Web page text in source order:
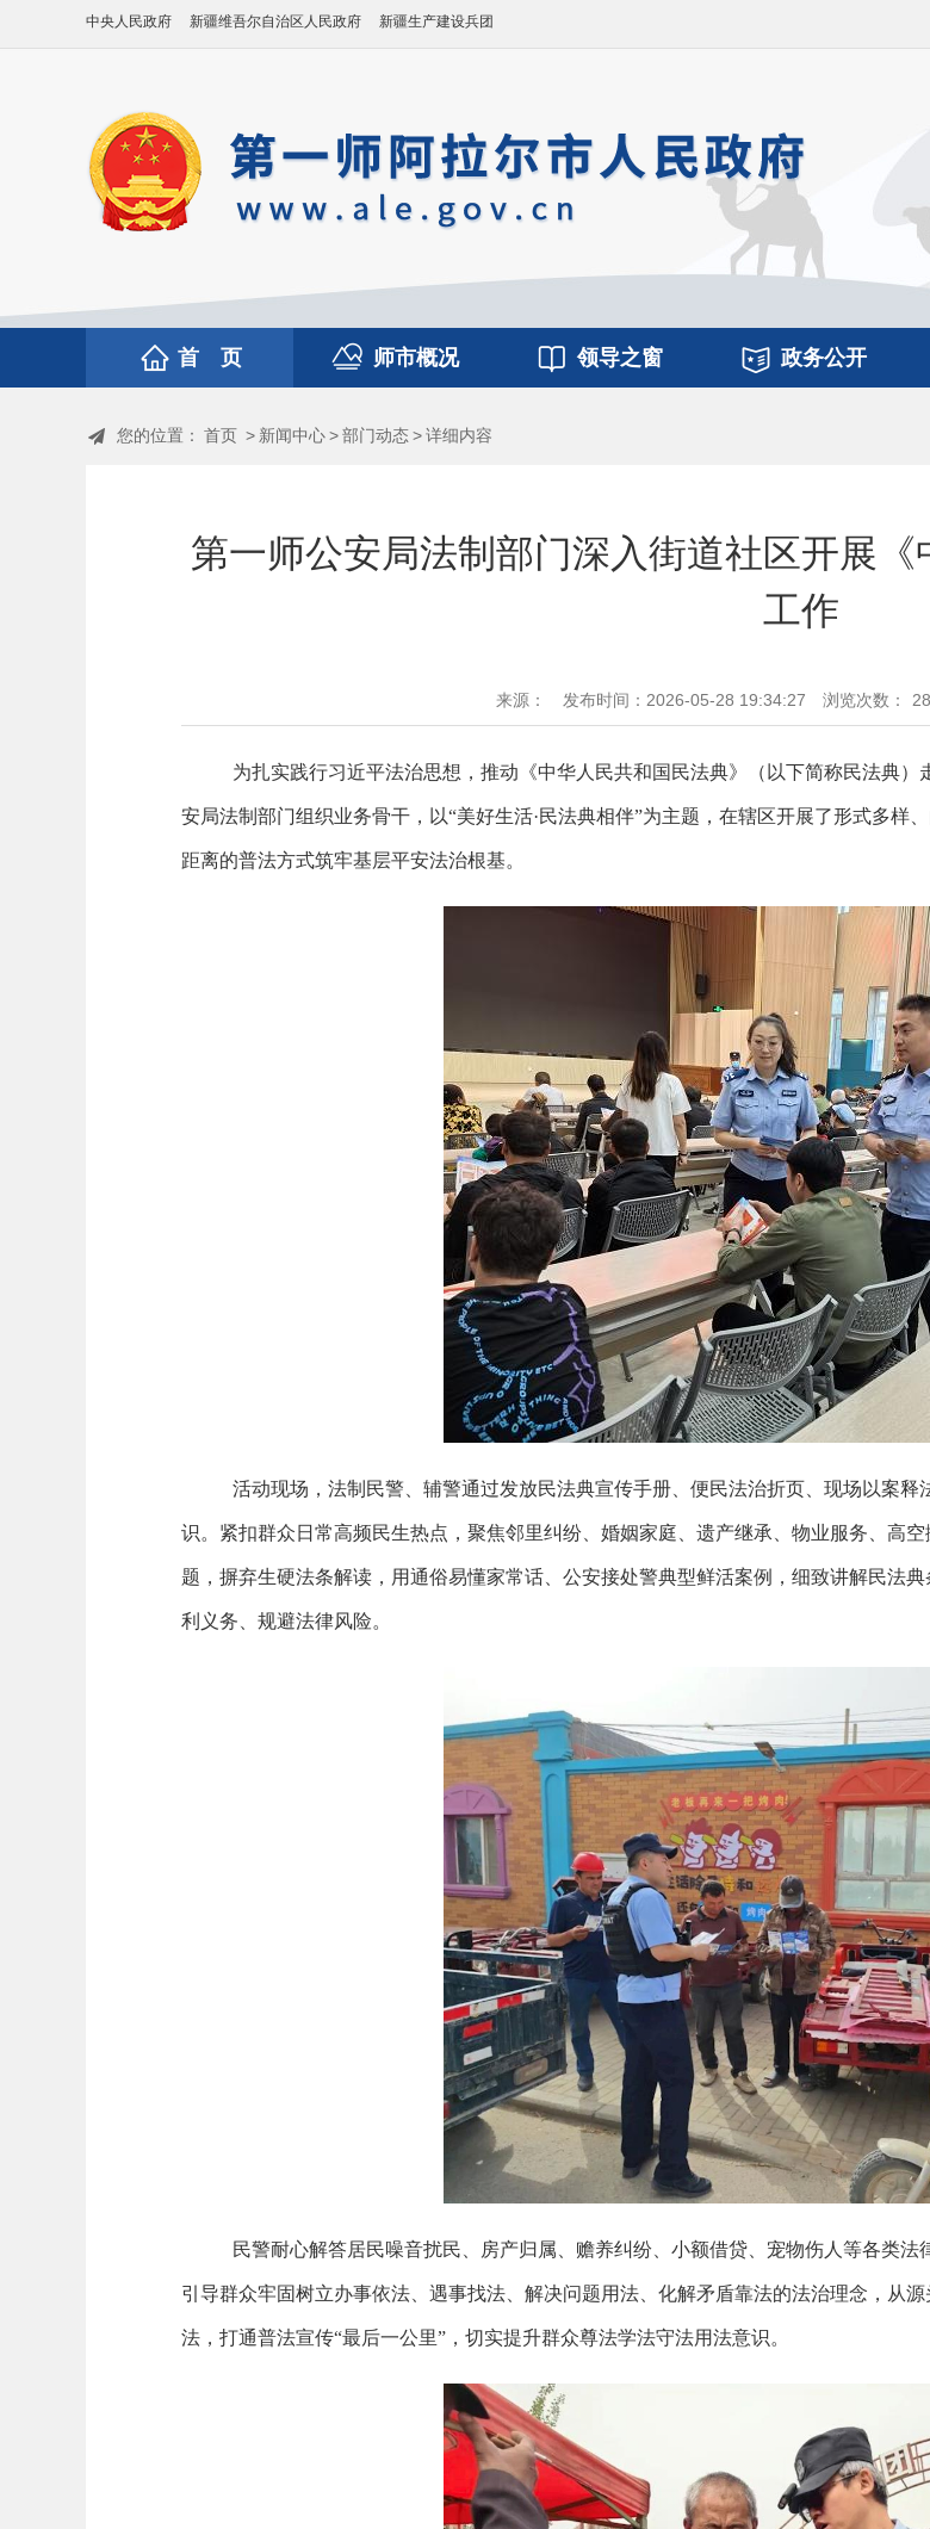
中央人民政府 新疆维吾尔自治区人民政府 新疆生产建设兵团
首 页 师市概况 领导之窗 政务公开
您的位置： 首页 > 新闻中心>部门动态>详细内容
第一师公安局法制部门深入街道社区开展
工作
来源： 发布时间：2026-05-28 19:34:27 浏览次数：
为扎实践行习近平法治思想，推动《中华人民共和国民法典》（以下简称民法典
安局法制部门组织业务骨干，以“美好生活·民法典相伴”为主题，在辖区开展了形式多样
距离的普法方式筑牢基层平安法治根基。
活动现场，法制民警、辅警通过发放民法典宣传手册、便民法治折页、现场以案
识。紧扣群众日常高频民生热点，聚焦邻里纠纷、婚姻家庭、遗产继承、物业服务、高
题，摒弃生硬法条解读，用通俗易懂家常话、公安接处警典型鲜活案例，细致讲解民法
利义务、规避法律风险。
民警耐心解答居民噪音扰民、房产归属、赡养纠纷、小额借贷、宠物伤人等各类
引导群众牢固树立办事依法、遇事找法、解决问题用法、化解矛盾靠法的法治理念，从
法，打通普法宣传“最后一公里” ，切实提升群众尊法学法守法用法意识。